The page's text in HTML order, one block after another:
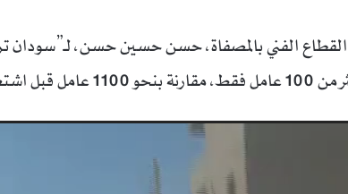
الفني بالمصفاة، حسن حسين حسن، لـ”سودان
في منتصف أبريل 2023.